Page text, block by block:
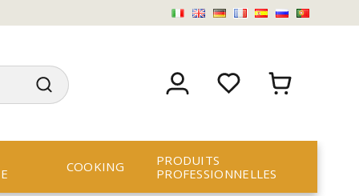
COOKING
PRODUITS
PROFESSIONNELLES